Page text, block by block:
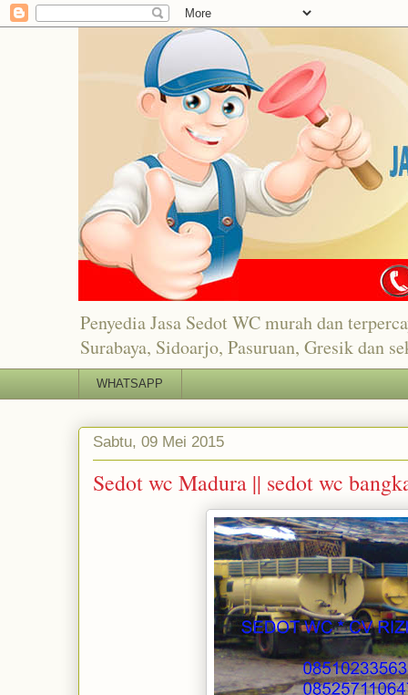
Penyedia Jasa Sedot WC murah dan
Surabaya, Sidoarjo, Pasuruan, Gresik dan
WHATSAPP
Sabtu, 09 Mei 2015
Sedot wc Madura || sedot wc